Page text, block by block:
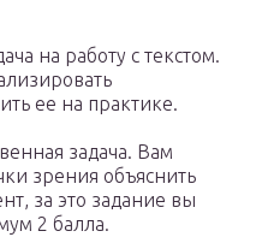
на работу с текстом.
ее на практике.
задача. Вам
зрения объяснить
за это задание вы
2 балла.